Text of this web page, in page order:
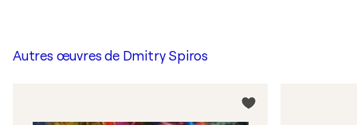
Autres œuvres de Dmitry Spiros